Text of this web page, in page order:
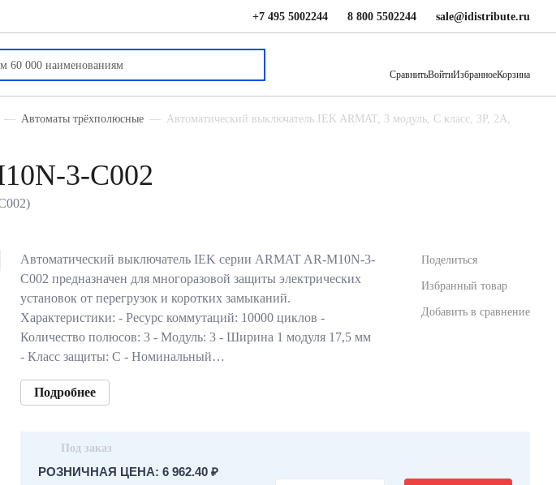
+7 495 5002244 8 800 5502244 sale@idistribute.ru
СравнитьВойтиИзбранноеКорзина
Автоматы трёхполюсные
Автоматический выключатель IEK ARMAT, 3 модуль, C класс, 3P, 2А,
3-C002
Автоматический выключатель IEK серии ARMAT AR-M10N-3-
C002 предназначен для многоразовой защиты электрических
установок от перегрузок и коротких замыканий.
Характеристики: - Ресурс коммутаций: 10000 циклов -
Количество полюсов: 3 - Модуль: 3 - Ширина 1 модуля 17,5 мм
- Класс защиты: C - Номинальный…
Подробнее
Поделиться
Избранный товар
Добавить в сравнение
Под заказ
РОЗНИЧНАЯ ЦЕНА: 6 962.40 ₽